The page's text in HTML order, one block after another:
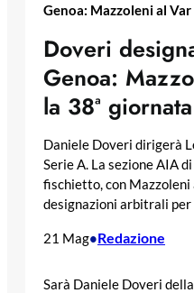
Genoa: Mazzoleni al
Doveri
Genoa:
la 38ª giornata
Daniele Doveri dirigerà
Serie A. La sezione AIA
fischietto, con Mazzoleni
designazioni arbitrali per
21 Mag•Redazione
Sarà Daniele Doveri